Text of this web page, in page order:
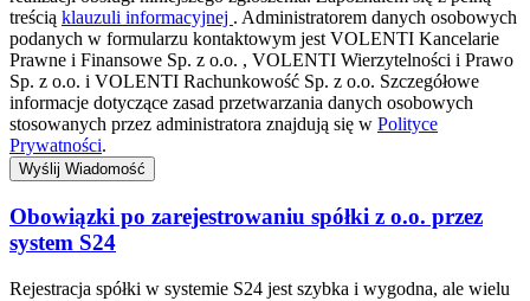
treścią klauzuli informacyjnej . Administratorem danych osobowych
podanych w formularzu kontaktowym jest VOLENTI Kancelarie
Prawne i Finansowe Sp. z o.o. , VOLENTI Wierzytelności i Prawo
Sp. z o.o. i VOLENTI Rachunkowość Sp. z o.o. Szczegółowe
informacje dotyczące zasad przetwarzania danych osobowych
stosowanych przez administratora znajdują się w Polityce
Prywatności.
Wyślij Wiadomość
Obowiązki po zarejestrowaniu spółki z o.o. przez
system S24
Rejestracja spółki w systemie S24 jest szybka i wygodna, ale wielu